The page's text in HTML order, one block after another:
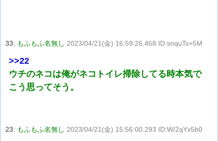
33: もふもふ名無し 2023/04/21(金) 16:59:26.468 ID:snquTs+5M
>>22
ウチのネコは俺がネコトイレ掃除してる時本気で
こう思ってそう。
23: もふもふ名無し 2023/04/21(金) 15:56:00.293 ID:W/2qYx5b0